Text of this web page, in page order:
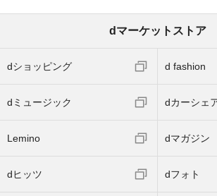
dマーケットストア
dショッピング d fashion
dミュージック dカーシェ
Lemino dマガジン
dヒッツ dフォト